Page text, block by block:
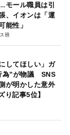
モール職員は引
、イオンは「運
能性」
班
してほしい」ガ
為”が物議 SNS
が明かした意外
り記事5位】